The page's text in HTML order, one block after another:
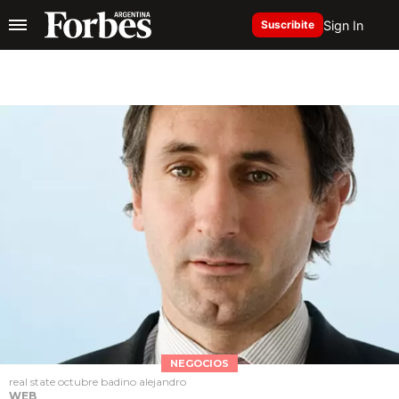
Suscribite Sign In
NEGOCIOS
real state octubre badino alejandro
WEB